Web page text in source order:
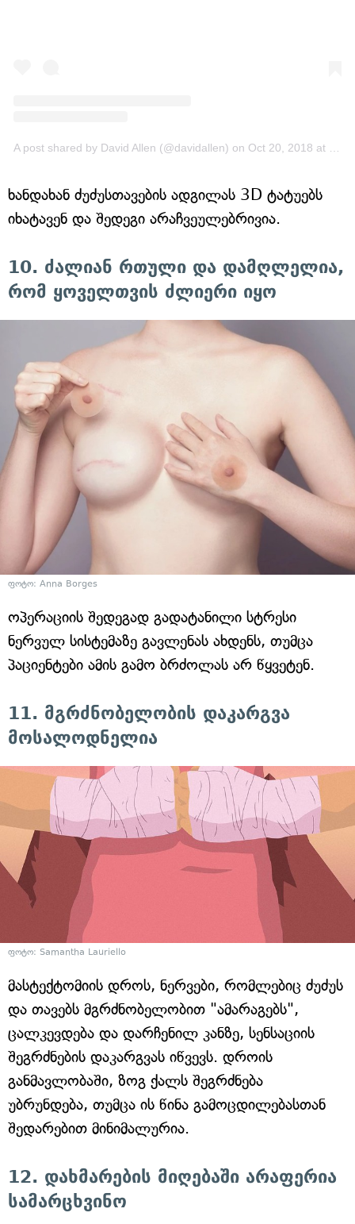
A post shared by David Allen (@davidallen) on Oct 20, 2018 at 2:41pm PDT
ხანდახან ძუძუსთავების ადგილას 3D ტატუებს
იხატავენ და შედეგი არაჩვეულებრივია.
10. ძალიან რთული და დამღლელია,
რომ ყოველთვის ძლიერი იყო
ფოტო: Anna Borges
ოპერაციის შედეგად გადატანილი სტრესი
ნერვულ სისტემაზე გავლენას ახდენს, თუმცა
პაციენტები ამის გამო ბრძოლას არ წყვეტენ.
11. მგრძნობელობის დაკარგვა
მოსალოდნელია
ფოტო: Samantha Lauriello
მასტექტომიის დროს, ნერვები, რომლებიც ძუძუს
და თავებს მგრძნობელობით "ამარაგებს",
ცალკევდება და დარჩენილ კანზე, სენსაციის
შეგრძნების დაკარგვას იწვევს. დროის
განმავლობაში, ზოგ ქალს შეგრძნება
უბრუნდება, თუმცა ის წინა გამოცდილებასთან
შედარებით მინიმალურია.
12. დახმარების მიღებაში არაფერია
სამარცხვინო